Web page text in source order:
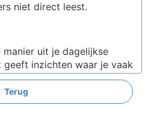
niet direct leest.
uit je dagelijkse
geeft inzichten waar je vaak
Terug